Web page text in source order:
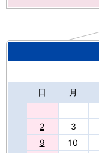
日 月
2
3
9
10